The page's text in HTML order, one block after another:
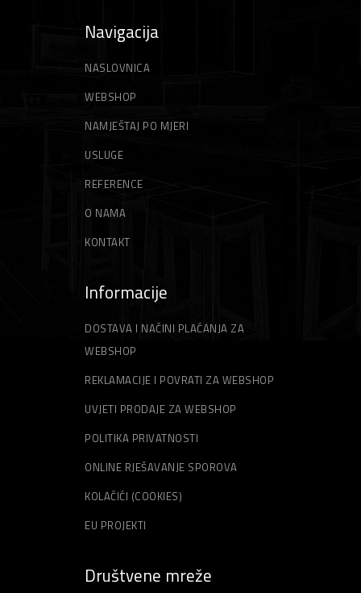
Navigacija
NASLOVNICA
WEBSHOP
NAMJEŠTAJ PO MJERI
USLUGE
REFERENCE
O NAMA
KONTAKT
Informacije
DOSTAVA I NAČINI PLAĆANJA ZA
WEBSHOP
REKLAMACIJE I POVRATI ZA WEBSHOP
UVJETI PRODAJE ZA WEBSHOP
POLITIKA PRIVATNOSTI
ONLINE RJEŠAVANJE SPOROVA
KOLAČIĆI (COOKIES)
EU PROJEKTI
Društvene mreže